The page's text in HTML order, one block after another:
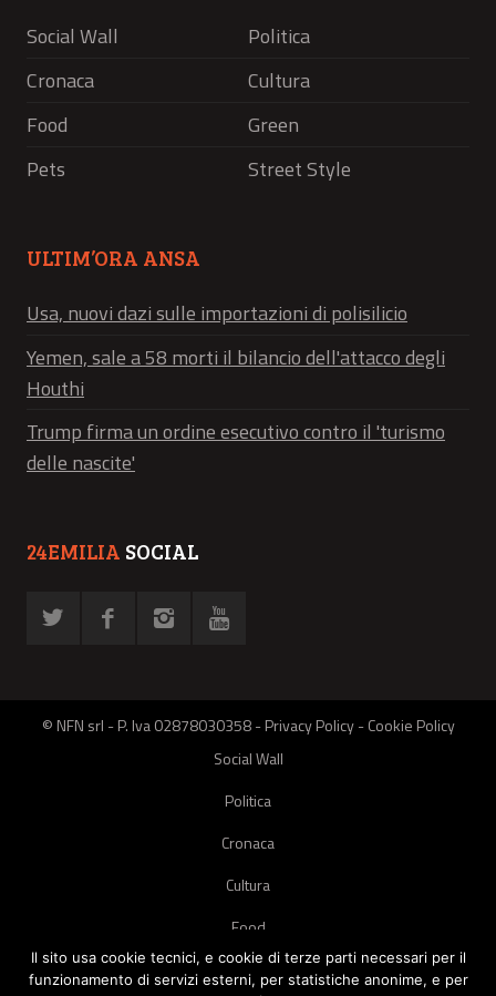
Social Wall
Politica
Cronaca
Cultura
Food
Green
Pets
Street Style
ULTIM’ORA ANSA
Usa, nuovi dazi sulle importazioni di polisilicio
Yemen, sale a 58 morti il bilancio dell'attacco degli
Houthi
Trump firma un ordine esecutivo contro il 'turismo
delle nascite'
24EMILIA SOCIAL
© NFN srl - P. Iva 02878030358 -Privacy Policy-Cookie Policy
Social Wall
Politica
Cronaca
Cultura
Food
Green
Il sito usa cookie tecnici, e cookie di terze parti necessari per il
funzionamento di servizi esterni, per statistiche anonime, e per